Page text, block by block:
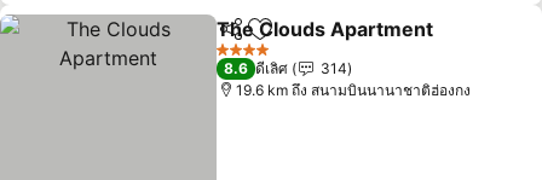
แชร์ เพิ่มในรายการโปรด
The Clouds Apartment
4 ดาว
8.6 ดีเลิศ
314
19.6 km ถึง สนามบินนานาชาติฮ่องกง